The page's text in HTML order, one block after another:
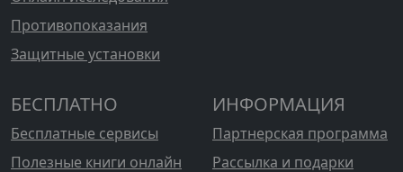
Противопоказания
Защитные установки
БЕСПЛАТНО
Бесплатные сервисы
Полезные книги онлайн
ИНФОРМАЦИЯ
Партнерская программа
Рассылка и подарки